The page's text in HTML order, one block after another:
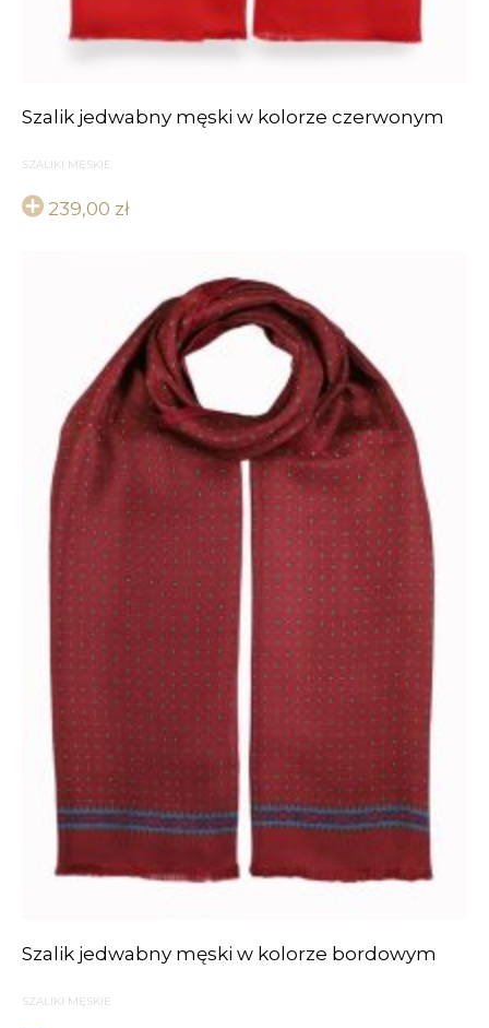
Szalik jedwabny męski w kolorze czerwonym
SZALIKI MĘSKIE
239,00 zł
Szalik jedwabny męski w kolorze bordowym
SZALIKI MĘSKIE